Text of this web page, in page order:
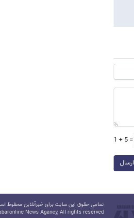
1 + 5 =
ارسال
تمامی حقوق این سایت برای خبرآنلاین محفوظ
News Agancy, All rights reserved